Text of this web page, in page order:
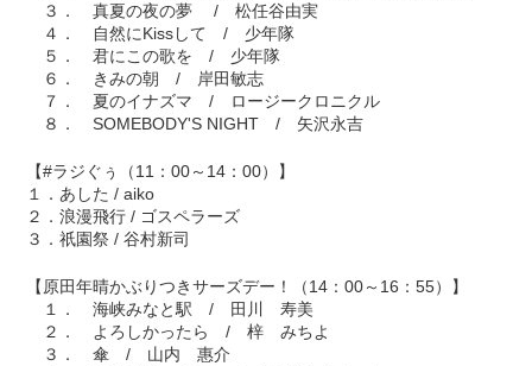
３． 真夏の夜の夢 / 松任谷由実
４． 自然にKissして / 少年隊
５． 君にこの歌を / 少年隊
６． きみの朝 / 岸田敏志
７． 夏のイナズマ / ロージークロニクル
８． SOMEBODY'S NIGHT / 矢沢永吉
【#ラジぐぅ（11：00～14：00）】
１．あした / aiko
２．浪漫飛行 / ゴスペラーズ
３．祇園祭 / 谷村新司
【原田年晴かぶりつきサーズデー！（14：00～16：55）】
１． 海峡みなと駅 / 田川 寿美
２． よろしかったら / 梓 みちよ
３． 傘 / 山内 惠介